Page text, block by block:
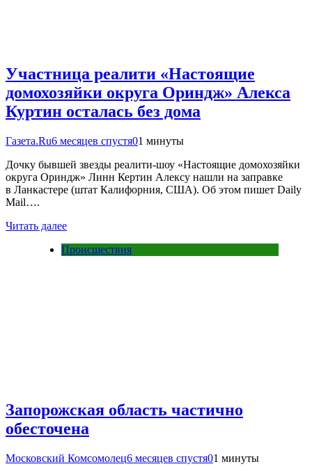
Участница реалити «Настоящие
домохозяйки округа Ориндж» Алекса
Куртин осталась без дома
Газета.Ru6 месяцев спустя01 минуты
Дочку бывшей звезды реалити-шоу «Настоящие домохозяйки
округа Ориндж» Линн Кертин Алексу нашли на заправке
в Ланкастере (штат Калифорния, США). Об этом пишет Daily
Mail….
Читать далее
Происшествия
Запорожская область частично
обесточена
Московский Комсомолец6 месяцев спустя01 минуты